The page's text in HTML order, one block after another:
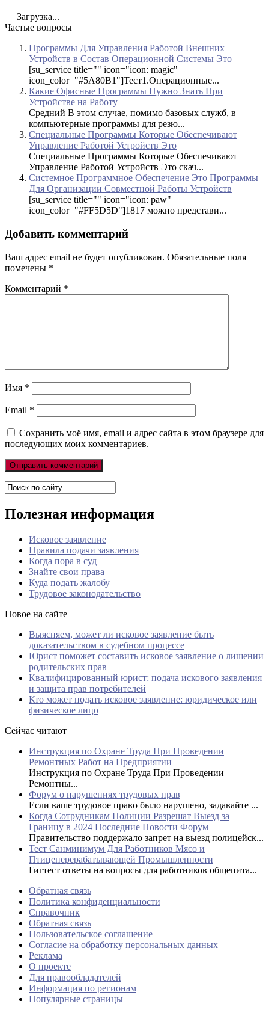
Загрузка...
Частые вопросы
Программы Для Управления Работой Внешних
Устройств в Состав Операционной Системы Это
[su_service title="" icon="icon: magic"
icon_color="#5A80B1"]Тест1.Операционные...
Какие Офисные Программы Нужно Знать При
Устройстве на Работу
Средний В этом случае, помимо базовых служб, в
компьютерные программы для резю...
Специальные Программы Которые Обеспечивают
Управление Работой Устройств Это
Специальные Программы Которые Обеспечивают
Управление Работой Устройств Это скач...
Системное Программное Обеспечение Это Программы
Для Организации Совместной Работы Устройств
[su_service title="" icon="icon: paw"
icon_color="#FF5D5D"]1817 можно представи...
Добавить комментарий
Ваш адрес email не будет опубликован. Обязательные поля
помечены *
Комментарий *
Имя *
Email *
Сохранить моё имя, email и адрес сайта в этом браузере для
последующих моих комментариев.
Полезная информация
Исковое заявление
Правила подачи заявления
Когда пора в суд
Знайте свои права
Куда подать жалобу
Трудовое законодательство
Новое на сайте
Выясняем, может ли исковое заявление быть
доказательством в судебном процессе
Юрист поможет составить исковое заявление о лишении
родительских прав
Квалифицированный юрист: подача искового заявления
и защита прав потребителей
Кто может подать исковое заявление: юридическое или
физическое лицо
Сейчас читают
Инструкция по Охране Труда При Проведении
Ремонтных Работ на Предприятии
Инструкция по Охране Труда При Проведении
Ремонтны...
Форум о нарушениях трудовых прав
Если ваше трудовое право было нарушено, задавайте ...
Когда Сотрудникам Полиции Разрешат Выезд за
Границу в 2024 Последние Новости Форум
Правительство поддержало запрет на выезд полицейск...
Тест Санминимум Для Работников Мясо и
Птицеперерабатывающей Промышленности
Гигтест ответы на вопросы для работников общепита...
Обратная связь
Политика конфиденциальности
Справочник
Обратная связь
Пользовательское соглашение
Согласие на обработку персональных данных
Реклама
О проекте
Для правообладателей
Информация по регионам
Популярные страницы